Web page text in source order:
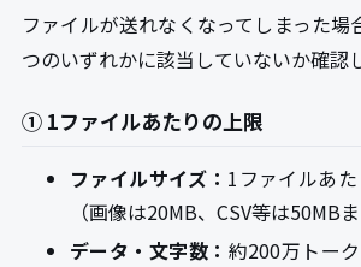
ファイルが送れなくなってしまった場
つのいずれかに該当していないか確認
① 1ファイルあたりの上限
ファイルサイズ： 1ファイルあ
（画像は20MB、CSV等は50MBま
データ・文字数： 約200万トー